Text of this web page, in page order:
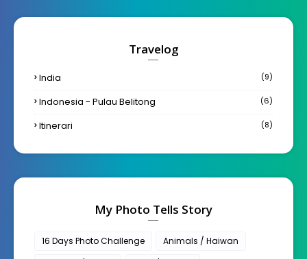
Travelog
India (9)
Indonesia - Pulau Belitong (6)
Itinerari (8)
My Photo Tells Story
16 Days Photo Challenge
Animals / Haiwan